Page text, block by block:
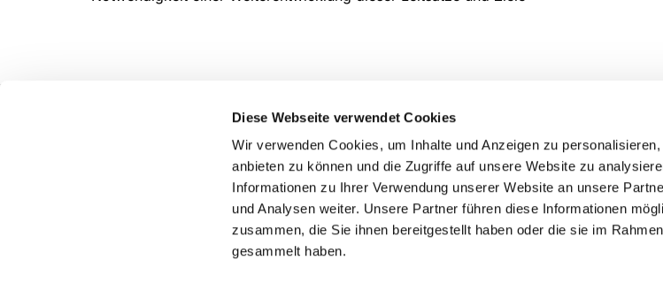
Diese Webseite verwendet Cookies
Wir verwenden Cookies, um Inhalte und Anzeigen zu
anbieten zu können und die Zugriffe auf unsere Website zu
Informationen zu Ihrer Verwendung unserer Website an unsere
und Analysen weiter. Unsere Partner führen diese Informationen
zusammen, die Sie ihnen bereitgestellt haben oder die sie im
gesammelt haben.
Evangelische Kirchengemeinde Voerde in Ennepetal Milsper Straße 3 58256 Ennepetal
sch-kg-voerde@kk-ekvw.de